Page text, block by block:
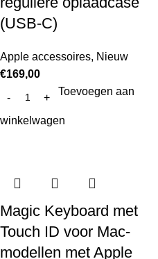
(USB-C)
Apple accessoires, Nieuw
€169,00
Toevoegen aan
winkelwagen
Magic Keyboard met
Touch ID voor Mac-
modellen met Apple